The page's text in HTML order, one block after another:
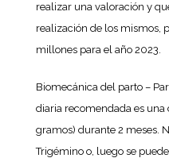
realizar una valoración y
realización de los mismos,
millones para el año 2023.
Biomecánica del parto –
diaria recomendada es una
gramos) durante 2 meses.
Trigémino o, luego se